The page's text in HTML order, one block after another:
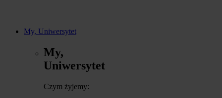
My, Uniwersytet
My,
Uniwersytet
Czym żyjemy: